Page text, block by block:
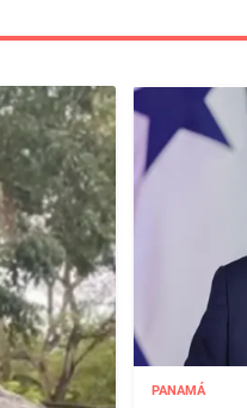
PANAMÁ